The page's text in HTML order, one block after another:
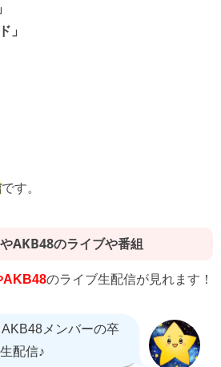
」
」
です。
AKB48のライブや番組
AKB48のライブ生配信が見れます！
メンバーの卒
配信♪